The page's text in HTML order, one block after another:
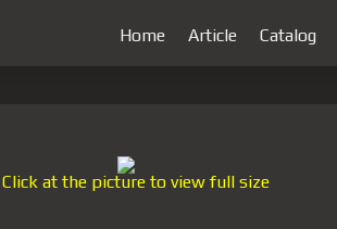
Home Article Catalog
Click at the picture to view full size